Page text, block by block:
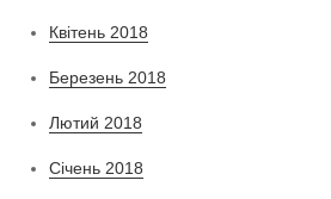
Квітень 2018
Березень 2018
Лютий 2018
Січень 2018